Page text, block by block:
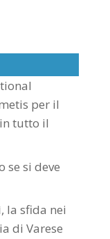
per il
tutto il
se si deve
la sfida nei
di Varese